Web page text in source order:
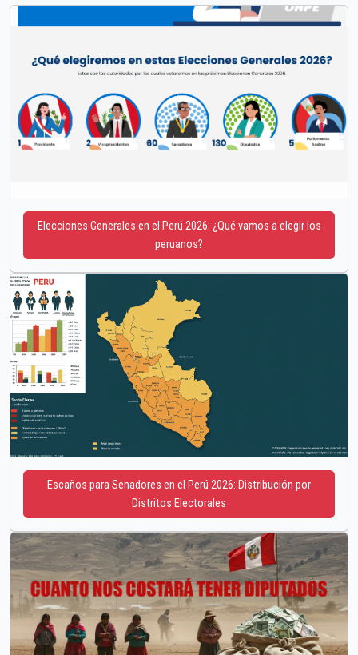
Elecciones Generales en el Perú 2026: ¿Qué vamos a elegir los
peruanos?
Escaños para Senadores en el Perú 2026: Distribución por
Distritos Electorales